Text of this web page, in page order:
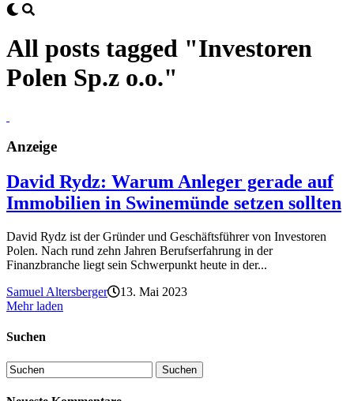
All posts tagged "Investoren
Polen Sp.z o.o."
Anzeige
David Rydz: Warum Anleger gerade auf
Immobilien in Swinemünde setzen sollten
David Rydz ist der Gründer und Geschäftsführer von Investoren
Polen. Nach rund zehn Jahren Berufserfahrung in der
Finanzbranche liegt sein Schwerpunkt heute in der...
Samuel Altersberger
13. Mai 2023
Mehr laden
Suchen